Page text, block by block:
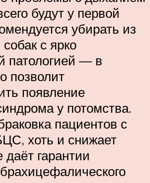
будут у первой
убирать из
с ярко
патологией — в
позволит
появление
у потомства.
пациентов с
хоть и снижает
даёт гарантии